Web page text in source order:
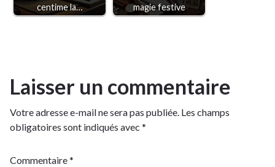
centime la…
magie festive
Laisser un commentaire
Votre adresse e-mail ne sera pas publiée. Les champs
obligatoires sont indiqués avec *
Commentaire*